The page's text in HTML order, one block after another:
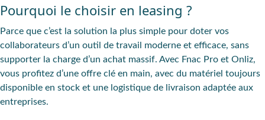
Pourquoi le choisir en leasing ?
Parce que c’est la solution la plus simple pour doter vos
collaborateurs d’un outil de travail moderne et efficace, sans
supporter la charge d’un achat massif. Avec Fnac Pro et Onliz,
vous profitez d’une offre clé en main, avec du matériel toujours
disponible en stock et une logistique de livraison adaptée aux
entreprises.